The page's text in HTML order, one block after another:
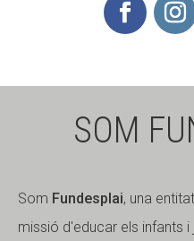
SOM
Som Fundesplai, una
missió d'educar els infants
Fundesplai als mitjans
COL·LABORA
Treballa amb nosaltres
Fundesplai als mitjans
COL·LABORA
Treballa amb nosaltres